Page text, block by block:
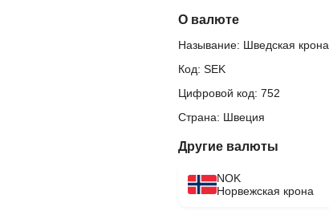
О валюте
Называние: Шведская крона
Код: SEK
Цифровой код: 752
Страна: Швеция
Другие валюты
NOK
Норвежская крона